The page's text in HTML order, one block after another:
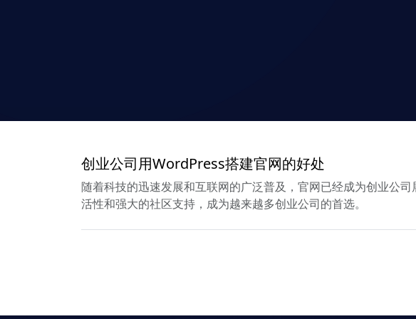
创业公司用WordPress搭建官网的好处
随着科技的迅速发展和互联网的广泛普及，官网已经成为创业公
活性和强大的社区支持，成为越来越多创业公司的首选。